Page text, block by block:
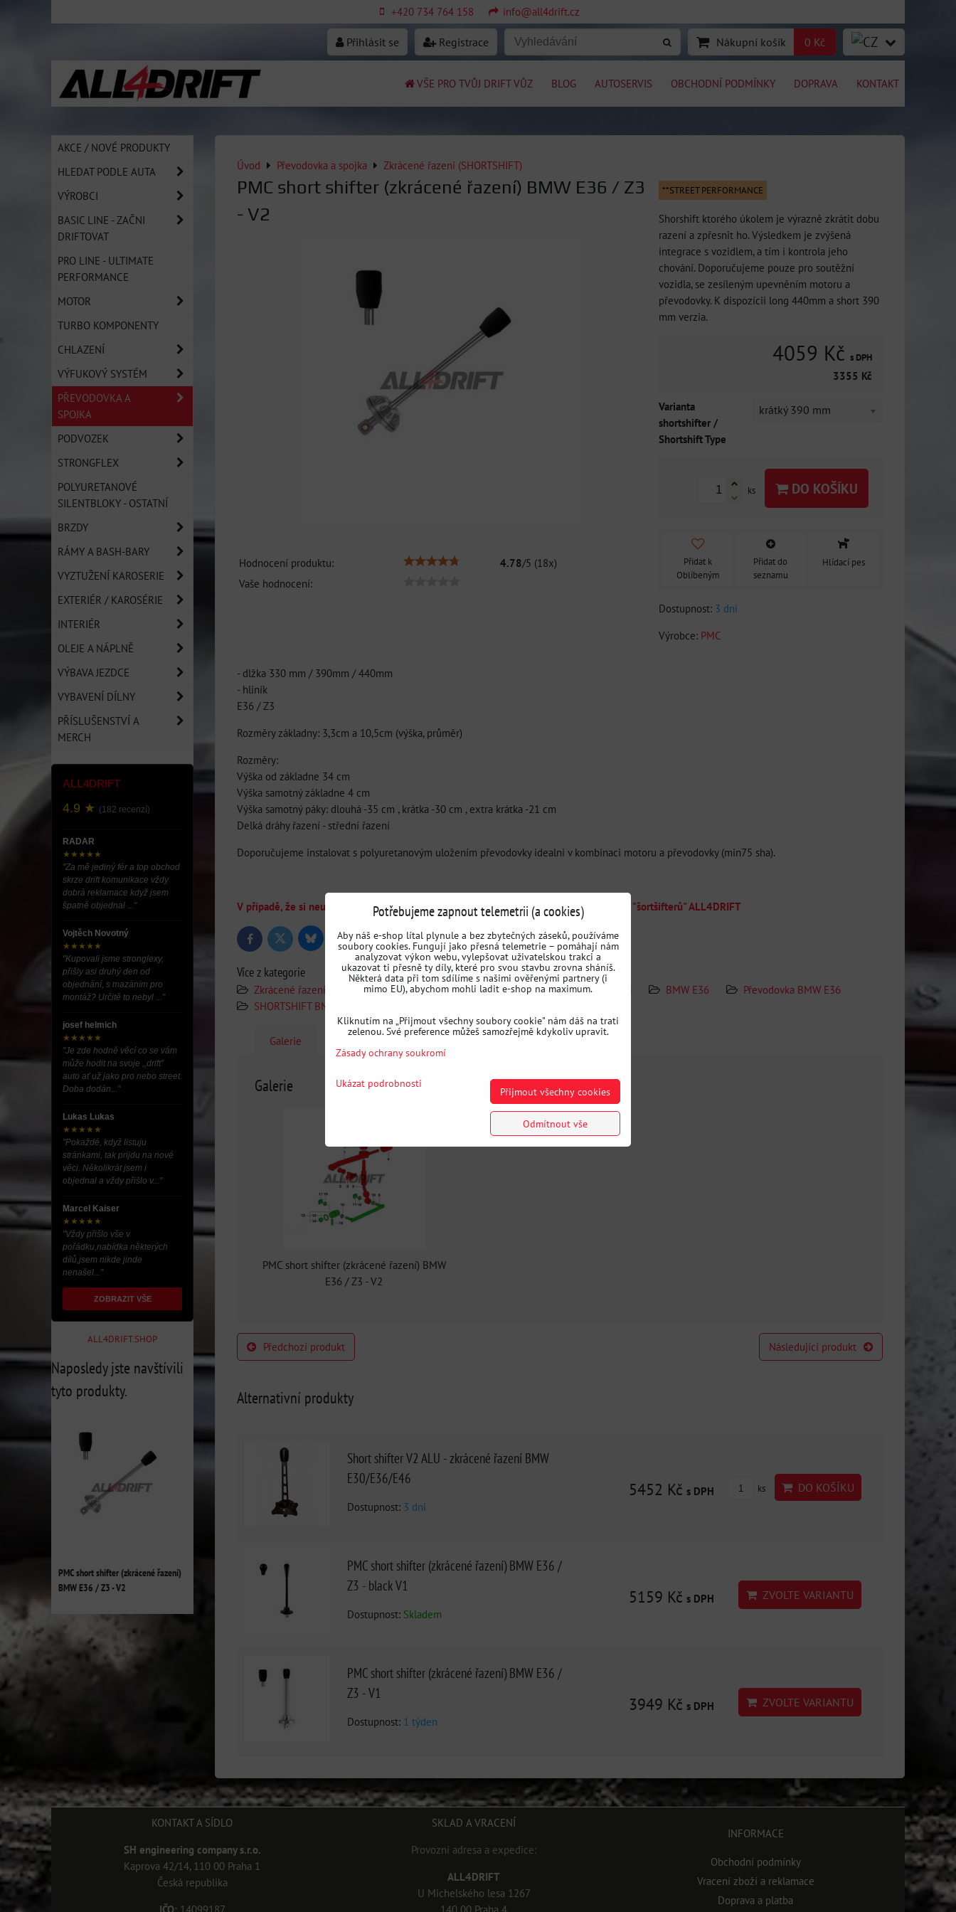
+420 734 764 158 info@all4drift.cz
Přihlásit se Registrace Nákupní košík 0 Kč
VŠE PRO TVŮJ DRIFT VŮZ BLOG AUTOSERVIS OBCHODNÍ PODMÍNKY DOPRAVA KONTAKT
Úvod Převodovka a spojka Zkrácené řazení (SHORTSHIFT)
PMC short shifter (zkrácené řazení) BMW E36 / Z3
- V2
Hodnocení produktu: 4.78/5 (18x)
Vaše hodnocení:
**STREET PERFORMANCE
Shorshift ktorého úkolem je výrazně zkrátit dobu
razení a zpřesnit ho. Výsledkem je zvýšená
integrace s vozidlem, a tím i kontrola jeho
chování. Doporučujeme pouze pro soutěžní
vozidla, se zesíleným upevněním motoru a
převodovky. K dispozícii long 440mm a short 390
mm verzia.
4059 Kč s DPH
3355 Kč
Varianta
shortshifter /
Shortshift Type
krátký 390 mm
ks DO KOŠÍKU
Přidat k
Oblíbeným
Přidat do
seznamu
Hlídací pes
Dostupnost: 3 dni
Výrobce: PMC
- dlžka 330 mm / 390mm / 440mm
- hliník
E36 / Z3
Rozměry základny: 3,3cm a 10,5cm (výška, průměr)
Rozměry:
Výška od základne 34 cm
Výška samotný základne 4 cm
Výška samotný páky: dlouhá -35 cm , krátka -30 cm , extra krátka -21 cm
Delká dráhy řazení - střední řazení
Doporučujeme instalovat s polyuretanovým uložením převodovky idealni v kombinaci motoru a převodovky (min75 sha).
V případě, že si neumíte vybrat, možná vám pomůže tento souhrn: Typy, druhy a použití "šortšifterů" ALL4DRIFT
FacebookTwitter BlueskyPinterestReddit LinkedInWhatsApp
E-
mail
Více z kategorie
Zkrácené řazení (SHORTSHIFT) Převodovka a spojka Hledat podle auta BMW E36
Převodovka BMW E36
SHORTSHIFT BMW E36
Galerie Doplňující informace
Galerie
PMC short shifter (zkrácené řazení) BMW
E36 / Z3 - V2
Předchozí produkt Následující produkt
Alternativní produkty
Short shifter V2 ALU - zkrácené řazení BMW
E30/E36/E46
Dostupnost: 3 dni
5452 Kč s DPH ks DO KOŠÍKU
PMC short shifter (zkrácené řazení) BMW E36 /
Z3 - black V1
Dostupnost: Skladem
5159 Kč s DPH ZVOLTE VARIANTU
PMC short shifter (zkrácené řazení) BMW E36 /
Z3 - V1
Dostupnost: 1 týden
3949 Kč s DPH ZVOLTE VARIANTU
AKCE / NOVÉ PRODUKTY
HLEDAT PODLE AUTA
VÝROBCI
BASIC LINE - ZAČNI
DRIFTOVAT
PRO LINE - ULTIMATE
PERFORMANCE
MOTOR
TURBO KOMPONENTY
CHLAZENÍ
VÝFUKOVÝ SYSTÉM
PŘEVODOVKA A
SPOJKA
PODVOZEK
STRONGFLEX
POLYURETANOVÉ
SILENTBLOKY - OSTATNÍ
BRZDY
RÁMY A BASH-BARY
VYZTUŽENÍ KAROSERIE
EXTERIÉR / KAROSÉRIE
INTERIÉR
OLEJE A NÁPLNĚ
VÝBAVA JEZDCE
VYBAVENÍ DÍLNY
PŘÍSLUŠENSTVÍ A
MERCH
ALL4DRIFT
4.9 ★ (182 recenzí)
RADAR
★★★★★
"Za mě jediný fér a top obchod
skrze drift komunikace vždy
dobrá reklamace když jsem
špatně objednal ..."
Vojtěch Novotný
★★★★★
"Kupovali jsme stronglexy,
přišly asi druhý den od
objednání, s mazáním pro
montáž? Určitě to nebyl ..."
josef helmich
★★★★★
"Je zde hodně věcí co se vám
může hodit na svoje ,,drift”
auto ať už jako pro nebo street.
Doba dodán..."
Lukas Lukas
★★★★★
"Pokaždé, když listuju
stránkami, tak prijdu na nové
věci. Několikrát jsem i
objednal a vždy přišlo v..."
Marcel Kaiser
★★★★★
"Vždy přišlo vše v
pořádku,nabídka některých
dílů,jsem nikde jinde
nenašel..."
ZOBRAZIT VŠE
ALL4DRIFT.SHOP
Naposledy jste navštívili
tyto produkty.
PMC short shifter (zkrácené řazení)
BMW E36 / Z3 - V2
KONTAKT A SÍDLO
SH engineering company s.r.o.
Kaprova 42/14, 110 00 Praha 1
Česká republika
IČO:14099187
SKLAD A VRACENÍ
Provozní adresa a expedice:
ALL4DRIFT
U Michelského lesa 1267
140 00 Praha 4
INFORMACE
Obchodní podmínky
Vracení zboží a reklamace
Doprava a platba
Potřebujeme zapnout telemetrii (a cookies)
Aby náš e-shop lítal plynule a bez zbytečných záseků, používáme
soubory cookies. Fungují jako přesná telemetrie – pomáhají nám
analyzovat výkon webu, vylepšovat uživatelskou trakci a
ukazovat ti přesně ty díly, které pro svou stavbu zrovna sháníš.
Některá data při tom sdílíme s našimi ověřenými partnery (i
mimo EU), abychom mohli ladit e-shop na maximum.
Kliknutím na „Přijmout všechny soubory cookie" nám dáš na trati
zelenou. Své preference můžeš samozřejmě kdykoliv upravit.
Zásady ochrany soukromí
Ukázat podrobnosti
Přijmout všechny cookies
Odmítnout vše